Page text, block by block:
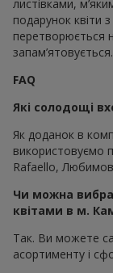
листівками,
подарунок квіти
перетворюється
запам’ятовується.
FAQ
Які солодощі
Як доданок в
використовуємо
Rafaello, Любимов
Чи можна
квітами в м.
Так. Ви можете
асортименту і